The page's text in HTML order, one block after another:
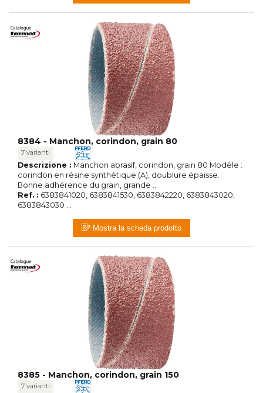
8384 - Manchon, corindon, grain 80
7 varianti
Descrizione : Manchon abrasif, corindon, grain 80 Modèle :
corindon en résine synthétique (A), doublure épaisse.
Bonne adhérence du grain, grande ...
Ref. : 6383841020, 6383841530, 6383842220, 6383843020,
6383843030 ...
Mostra la scheda prodotto
8385 - Manchon, corindon, grain 150
7 varianti